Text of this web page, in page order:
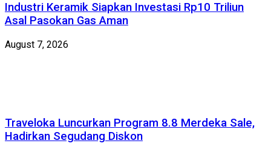
Industri Keramik Siapkan Investasi Rp10 Triliun
Asal Pasokan Gas Aman
August 7, 2026
Traveloka Luncurkan Program 8.8 Merdeka Sale,
Hadirkan Segudang Diskon